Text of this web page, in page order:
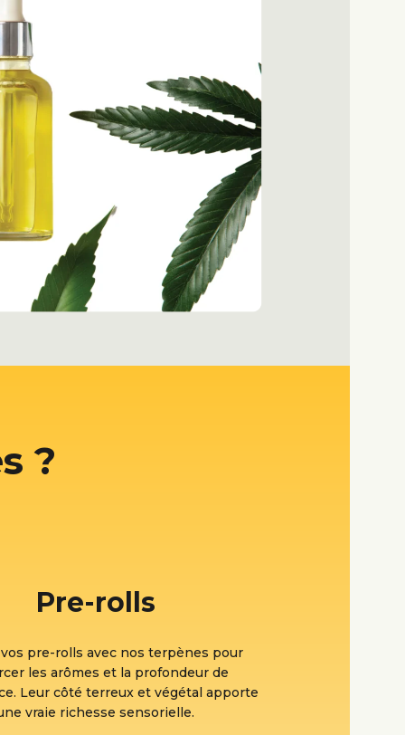
?
Pre-rolls
pre-rolls avec nos terpènes pour
les arômes et la profondeur de
Leur côté terreux et végétal apporte
vraie richesse sensorielle.